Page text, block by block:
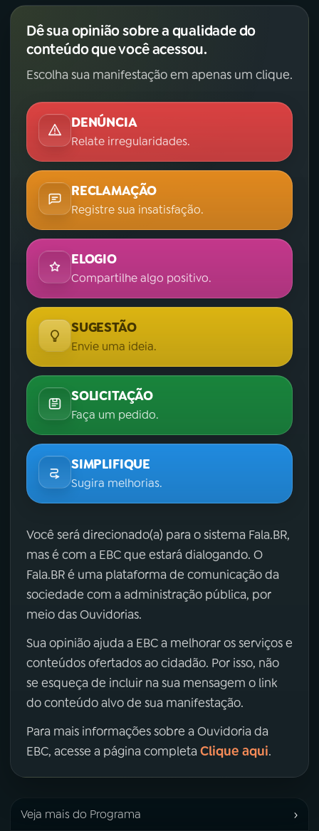
Dê sua opinião sobre a qualidade do
conteúdo que você acessou.
Escolha sua manifestação em apenas um clique.
DENÚNCIA
Relate irregularidades.
RECLAMAÇÃO
Registre sua insatisfação.
ELOGIO
Compartilhe algo positivo.
SUGESTÃO
Envie uma ideia.
SOLICITAÇÃO
Faça um pedido.
SIMPLIFIQUE
Sugira melhorias.
Você será direcionado(a) para o sistema Fala.BR,
mas é com a EBC que estará dialogando. O
Fala.BR é uma plataforma de comunicação da
sociedade com a administração pública, por
meio das Ouvidorias.
Sua opinião ajuda a EBC a melhorar os serviços e
conteúdos ofertados ao cidadão. Por isso, não
se esqueça de incluir na sua mensagem o link
do conteúdo alvo de sua manifestação.
Para mais informações sobre a Ouvidoria da
EBC, acesse a página completa Clique aqui.
Veja mais do Programa ›